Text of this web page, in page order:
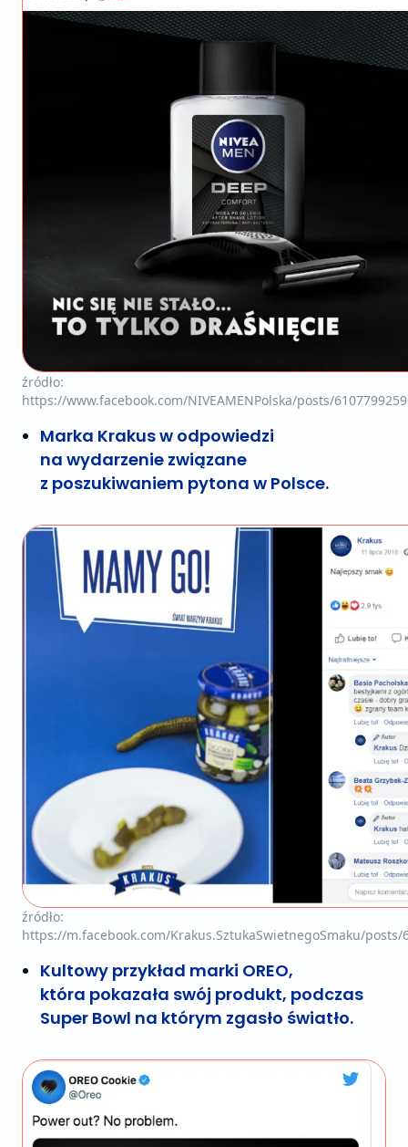
źródło:
https://www.facebook.com/NIVEAMENPolska/posts/
Marka Krakus w odpowiedzi
na wydarzenie związane
z poszukiwaniem pytona w Polsce.
źródło:
https://m.facebook.com/Krakus.SztukaSwietnegoSmaku/posts/
Kultowy przykład marki OREO,
która pokazała swój produkt, podczas
Super Bowl na którym zgasło światło.